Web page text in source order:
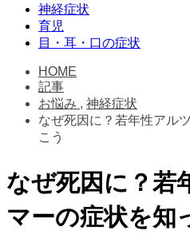
神経症状
育児
目・耳・口の症状
HOME
記事
お悩み , 神経症状
なぜ死因に？若年性アル
こう
なぜ死因に？若
マーの症状を知